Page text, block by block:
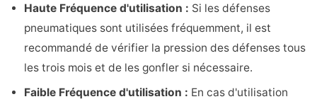
Haute Fréquence d'utilisation : Si les défenses
pneumatiques sont utilisées fréquemment, il est
recommandé de vérifier la pression des défenses tous
les trois mois et de les gonfler si nécessaire.
Faible Fréquence d'utilisation : En cas d'utilisation